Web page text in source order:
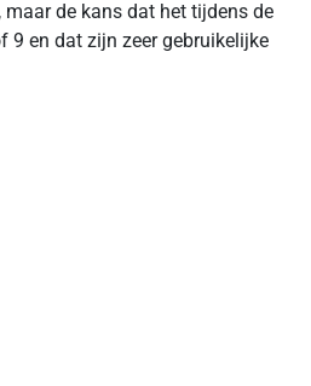
de kans dat het tijdens de
9 en dat zijn zeer gebruikelijke